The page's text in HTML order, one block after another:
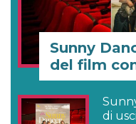
Sunny
del film
di